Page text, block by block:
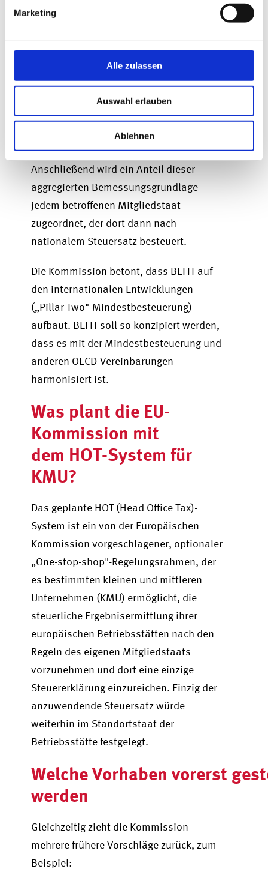
Marketing
Alle zulassen
Auswahl erlauben
Ablehnen
Unternehmen berechnen ihren
einheitlichen Regelwerk (auf Basis ihrer
handelsrechtlichen Abschlüsse). Diese
Einzelbemessungsgrundlagen werden zu
einer einzigen, EU-weiten
Bemessungsgrundlage
zusammengerechnet. Verluste können
gruppenintern verrechnet werden.
Anschließend wird ein Anteil dieser
aggregierten Bemessungsgrundlage
jedem betroffenen Mitgliedstaat
zugeordnet, der dort dann nach
nationalem Steuersatz besteuert.
Die Kommission betont, dass BEFIT auf
den internationalen Entwicklungen
(„Pillar Two"-Mindestbesteuerung)
aufbaut. BEFIT soll so konzipiert werden,
dass es mit der Mindestbesteuerung und
anderen OECD-Vereinbarungen
harmonisiert ist.
Was plant die EU-
Kommission mit
dem HOT-System für
KMU?
Das geplante HOT (Head Office Tax)-
System ist ein von der Europäischen
Kommission vorgeschlagener, optionaler
„One-stop-shop"-Regelungsrahmen, der
es bestimmten kleinen und mittleren
Unternehmen (KMU) ermöglicht, die
steuerliche Ergebnisermittlung ihrer
europäischen Betriebsstätten nach den
Regeln des eigenen Mitgliedstaats
vorzunehmen und dort eine einzige
Steuererklärung einzureichen. Einzig der
anzuwendende Steuersatz würde
weiterhin im Standortstaat der
Betriebsstätte festgelegt.
Welche Vorhaben vorerst
werden
Gleichzeitig zieht die Kommission
mehrere frühere Vorschläge zurück, zum
Beispiel: